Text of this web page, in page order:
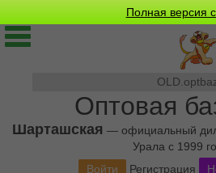
Полная версия
Оптовая
Шарташская — официальный
Урала с 1999
Войти Регистрация